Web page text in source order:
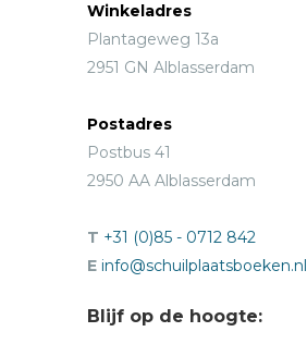
Winkeladres
Plantageweg 13a
2951 GN Alblasserdam
Postadres
Postbus 41
2950 AA Alblasserdam
T +31 (0)85 - 0712 842
E info@schuilplaatsboeken.nl
Blijf op de hoogte: